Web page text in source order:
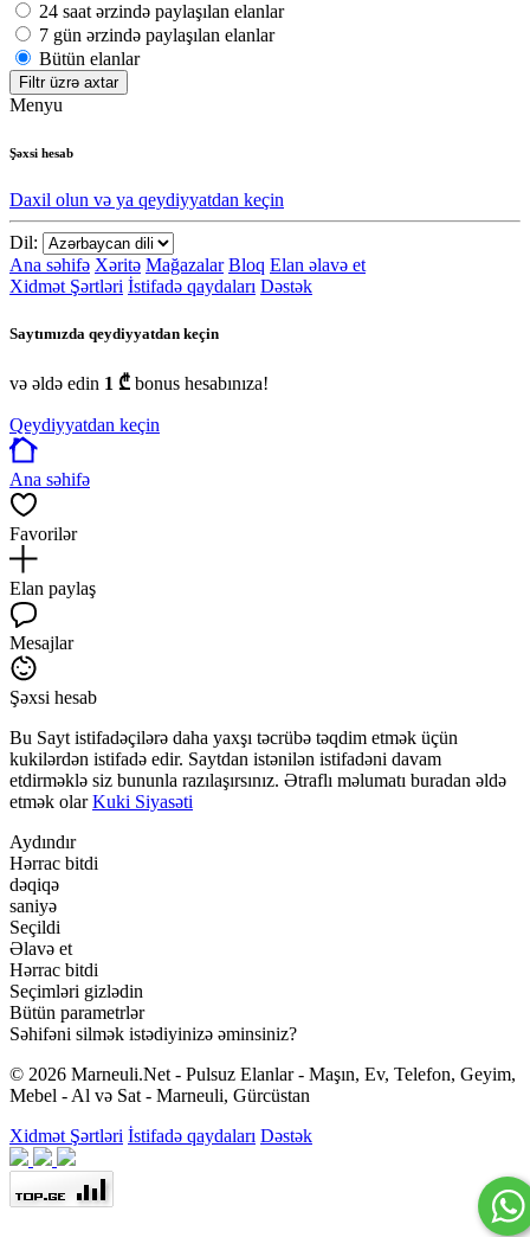
24 saat ərzində paylaşılan elanlar
7 gün ərzində paylaşılan elanlar
Bütün elanlar
Filtr üzrə axtar
Menyu
Şəxsi hesab
Daxil olun və ya qeydiyyatdan keçin
Dil:
Ana səhifə Xəritə Mağazalar Bloq Elan əlavə et
Xidmət Şərtləri İstifadə qaydaları Dəstək
Saytımızda qeydiyyatdan keçin
və əldə edin 1 ₾ bonus hesabınıza!
Qeydiyyatdan keçin
Ana səhifə
Favorilər
Elan paylaş
Mesajlar
Şəxsi hesab
Bu Sayt istifadəçilərə daha yaxşı təcrübə təqdim etmək üçün
kukilərdən istifadə edir. Saytdan istənilən istifadəni davam
etdirməklə siz bununla razılaşırsınız. Ətraflı məlumatı buradan əldə
etmək olarKuki Siyasəti
Aydındır
Hərrac bitdi
dəqiqə
saniyə
Seçildi
Əlavə et
Hərrac bitdi
Seçimləri gizlədin
Bütün parametrlər
Səhifəni silmək istədiyinizə əminsiniz?
© 2026 Marneuli.Net - Pulsuz Elanlar - Maşın, Ev, Telefon, Geyim,
Mebel - Al və Sat - Marneuli, Gürcüstan
Xidmət Şərtləri İstifadə qaydaları Dəstək